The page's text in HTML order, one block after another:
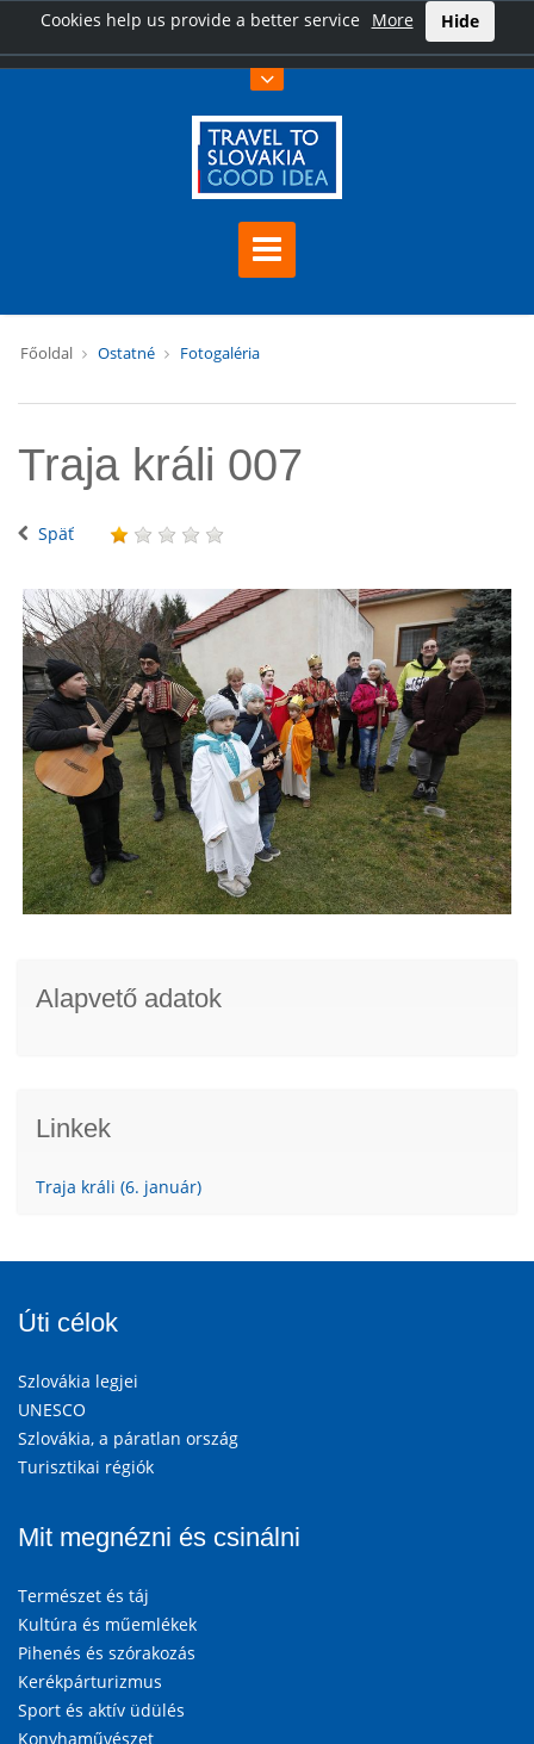
Cookies help us provide a better service More Hide
Főoldal Ostatné Fotogaléria
Traja králi 007
Späť
Alapvető adatok
Linkek
Traja králi (6. január)
Úti célok
Szlovákia legjei
UNESCO
Szlovákia, a páratlan ország
Turisztikai régiók
Mit megnézni és csinálni
Természet és táj
Kultúra és műemlékek
Pihenés és szórakozás
Kerékpárturizmus
Sport és aktív üdülés
Konyhaművészet